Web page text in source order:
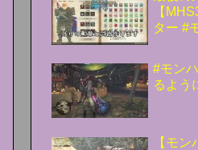
【
ター #
#モン
るよう
【モ